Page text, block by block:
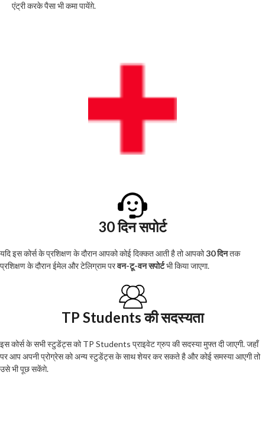
एंट्री करके पैसा भी कमा पायेंग़े.
30 दिन सपोर्ट
यदि इस कोर्स के प्रशिक्षण के दौरान आपको कोई दिक्कत आती है तो आपको30 दिनतक
प्रशिक्षण के दौरान ईमेल और टेलिग्राम परवन-टू-वन सपोर्टभी किया जाएगा.
TP Students की सदस्यता
इस कोर्स के सभी स्टुडेंट्स को TP Students प्राइवेट ग्रुप की सदस्या मुफ्त दी जाएगी. जहाँ
पर आप अपनी प्रोग्रेस को अन्य स्टुडेंट्स के साथ शेयर कर सकते है और कोई समस्या आएगी तो
उसे भी पूछ सकेंग़े.